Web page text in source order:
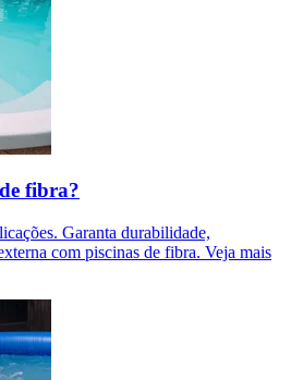
fibra?
Garanta durabilidade,
com piscinas de fibra. Veja mais